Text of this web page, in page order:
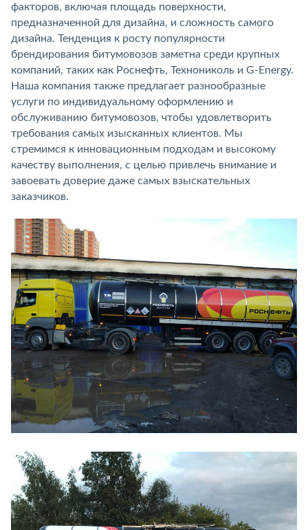
факторов, включая площадь поверхности,
предназначенной для дизайна, и сложность самого
дизайна. Тенденция к росту популярности
брендирования битумовозов заметна среди крупных
компаний, таких как Роснефть, Технониколь и G-Energy.
Наша компания также предлагает разнообразные
услуги по индивидуальному оформлению и
обслуживанию битумовозов, чтобы удовлетворить
требования самых изысканных клиентов. Мы
стремимся к инновационным подходам и высокому
качеству выполнения, с целью привлечь внимание и
завоевать доверие даже самых взыскательных
заказчиков.